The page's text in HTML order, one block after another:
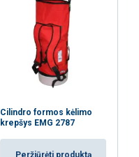
Cilindro formos kėlimo
krepšys EMG 2787
Peržiūrėti produktą